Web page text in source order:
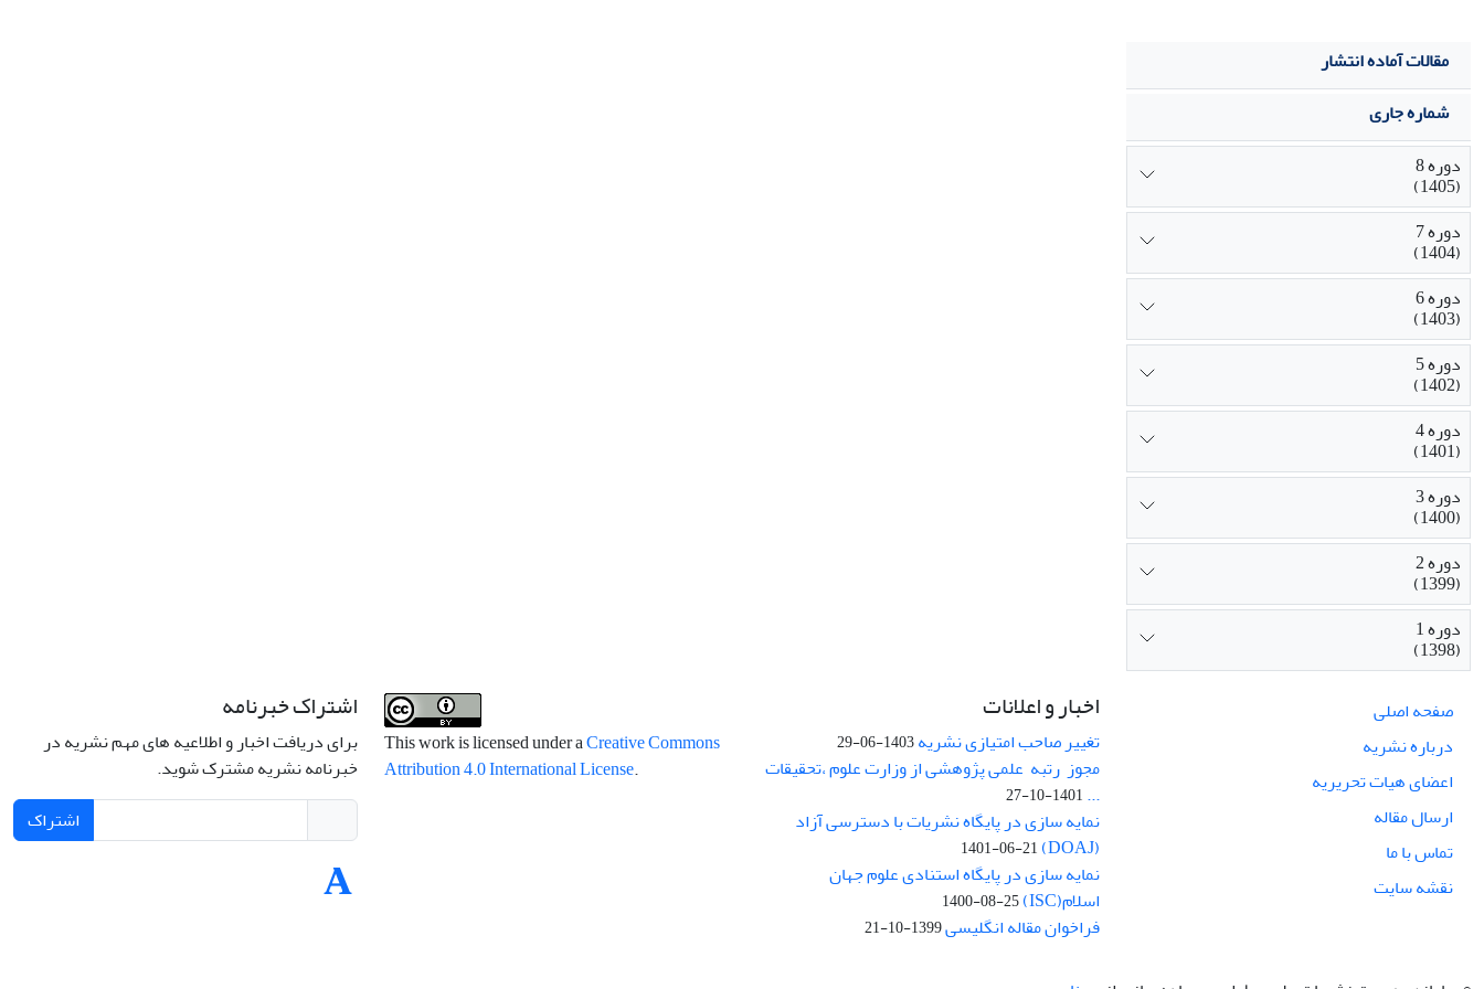
مقالات آماده انتشار
شماره جاری
دوره 8
(1405)
دوره 7
(1404)
دوره 6
(1403)
دوره 5
(1402)
دوره 4
(1401)
دوره 3
(1400)
دوره 2
(1399)
دوره 1
(1398)
صفحه اصلی
درباره نشریه
اعضای هیات تحریریه
ارسال مقاله
تماس با ما
نقشه سایت
اخبار و اعلانات
تغییر صاحب امتیازی نشریه1403-06-29
مجوز رتبه علمی پژوهشی از وزارت علوم ،تحقیقات
...
1401-10-27
نمایه سازی در پایگاه نشریات با دسترسی آزاد
(DOAJ)
1401-06-21
نمایه سازی در پایگاه استنادی علوم جهان
اسلام(ISC)
1400-08-25
فراخوان مقاله انگلیسی1399-10-21
This work is licensed under aCreative Commons
Attribution 4.0 International License.
اشتراک خبرنامه
برای دریافت اخبار و اطلاعیه های مهم نشریه در
خبرنامه نشریه مشترک شوید.
اشتراک